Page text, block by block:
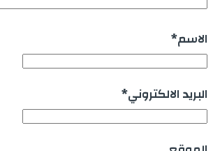
الاسم*
البريد الالكتروني*